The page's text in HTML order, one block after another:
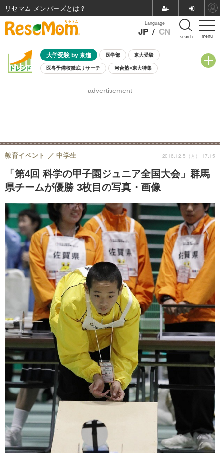
menu
Language
JP / CN search
大学受験 by 東進 医学部 東大受験
医専予備校徹底リサーチ 河合塾×東大特集
8月開催学校説明会・相談会
advertisement
「第4回 科学の甲子園ジュニア全国大会」群馬
県チームが優勝 3枚目の写真・画像
教育イベント 中学生 2016.12.5（月） 17:15
リセマム メンバーズ